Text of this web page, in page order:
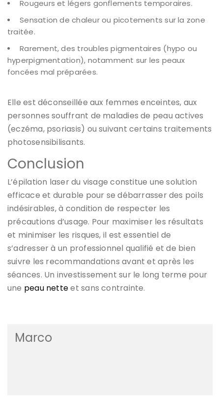
Rougeurs et légers gonflements temporaires.
Sensation de chaleur ou picotements sur la zone
traitée.
Rarement, des troubles pigmentaires (hypo ou
hyperpigmentation), notamment sur les peaux
foncées mal préparées.
Elle est déconseillée aux femmes enceintes, aux
personnes souffrant de maladies de peau actives
(eczéma, psoriasis) ou suivant certains traitements
photosensibilisants.
Conclusion
L’épilation laser du visage constitue une solution
efficace et durable pour se débarrasser des poils
indésirables, à condition de respecter les
précautions d’usage. Pour maximiser les résultats
et minimiser les risques, il est essentiel de
s’adresser à un professionnel qualifié et de bien
suivre les recommandations avant et après les
séances. Un investissement sur le long terme pour
une peau netteet sans contrainte.
Marco